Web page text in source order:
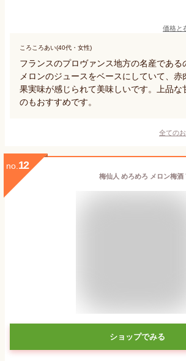
価格と
ころころあい(40代・女性)
フランスのプロヴァンス地方の名産である
メロンのジュースをベースにしていて、赤
果実味が感じられて美味しいです。上品な
のもおすすめです。
全ての
no. 12
梅仙人 めろめろ メロン梅酒
ショップでみる